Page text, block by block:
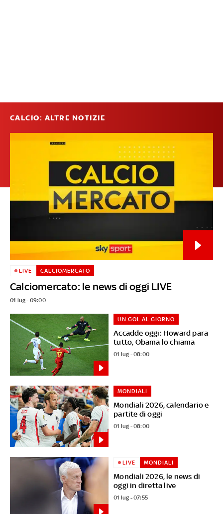
CALCIO: ALTRE NOTIZIE
Calciomercato: le news di oggi LIVE
LIVE CALCIOMERCATO
01 lug - 09:00
Accadde oggi: Howard para
tutto, Obama lo chiama
UN GOL AL GIORNO
01 lug - 08:00
Mondiali 2026, calendario e
partite di oggi
MONDIALI
01 lug - 08:00
Mondiali 2026, le news di
oggi in diretta live
LIVE MONDIALI
01 lug - 07:55